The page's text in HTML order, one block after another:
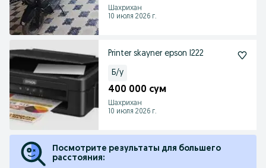
Шахрихан
10 июля 2026 г.
Printer skayner epson l222
Б/у
400 000 сум
Шахрихан
10 июля 2026 г.
Посмотрите результаты для большего
расстояния: